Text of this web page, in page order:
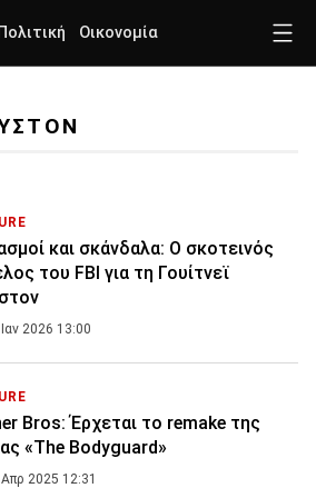
Πολιτική Οικονομία
και σκάνδαλα: Ο σκοτεινός
του FBI για τη Γουίτνεϊ
2026 13:00
Bros: Έρχεται το remake της
«The Bodyguard»
2025 12:31